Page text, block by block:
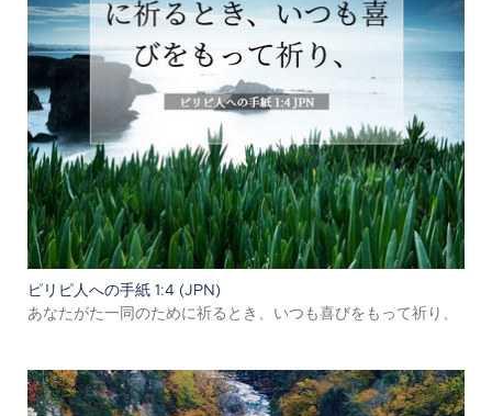
ピリピ人への手紙 1:4 (JPN)
あなたがた一同のために祈るとき、いつも喜びをもって祈り、